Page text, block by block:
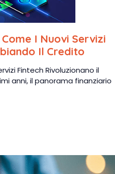
I Nuovi Servizi
Il Credito
Fintech Rivoluzionano il
anni, il panorama finanziario